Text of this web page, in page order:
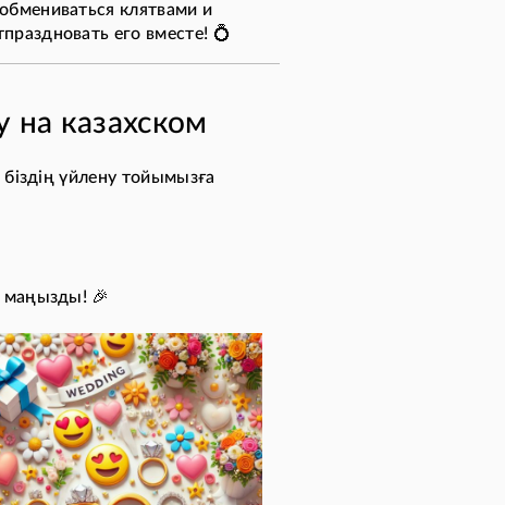
клятвами и
его вместе! 💍
казахском
үйлену тойымызға
маңызды! 🎉